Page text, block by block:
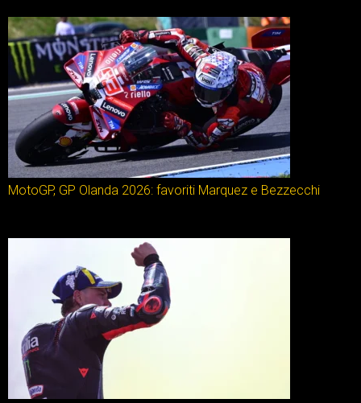
MotoGP, GP Olanda 2026: favoriti Marquez e Bezzecchi